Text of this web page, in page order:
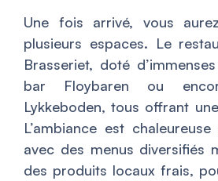
Une fois arrivé, vous
plusieurs espaces. Le
Brasseriet, doté
bar Floybaren ou
Lykkeboden, tous offrant
L’ambiance est
avec des menus diversifiés
des produits locaux frais,